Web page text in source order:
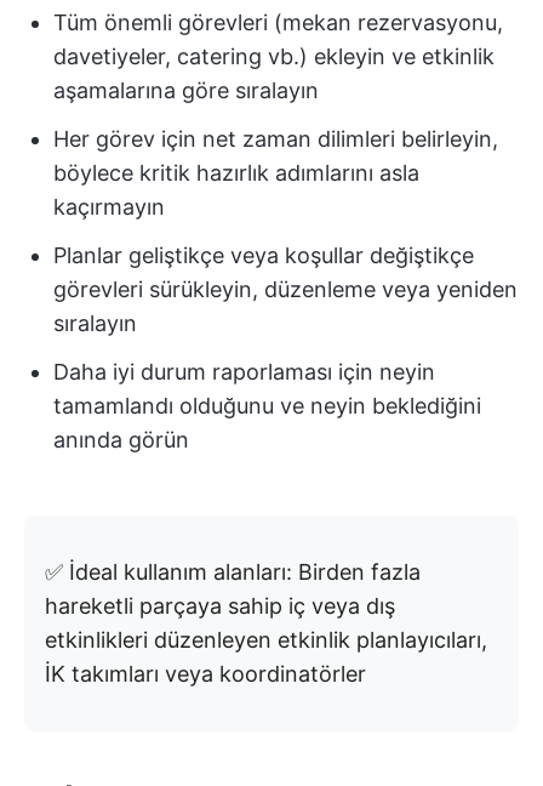
Tüm önemli görevleri (mekan rezervasyonu,
davetiyeler, catering vb.) ekleyin ve etkinlik
aşamalarına göre sıralayın
Her görev için net zaman dilimleri belirleyin,
böylece kritik hazırlık adımlarını asla
kaçırmayın
Planlar geliştikçe veya koşullar değiştikçe
görevleri sürükleyin, düzenleme veya yeniden
sıralayın
Daha iyi durum raporlaması için neyin
tamamlandı olduğunu ve neyin beklediğini
anında görün
✅ İdeal kullanım alanları: Birden fazla
hareketli parçaya sahip iç veya dış
etkinlikleri düzenleyen etkinlik planlayıcıları,
İK takımları veya koordinatörler